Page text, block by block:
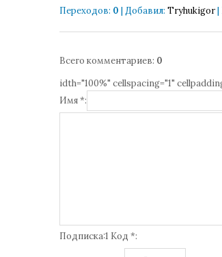
Переходов: 0 | Добавил: Tryhukigor|
Всего комментариев: 0
idth="100%" cellspacing="1"
Имя *:
Подписка:1 Код *: